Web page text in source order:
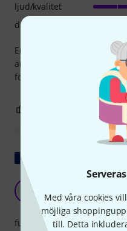
Med våra cookies
möjliga
till. Detta
En mycket fin EQ! Han
använder det väldigt
för varje studio.
ljud/kvalitet
datoranvändning
funktioner